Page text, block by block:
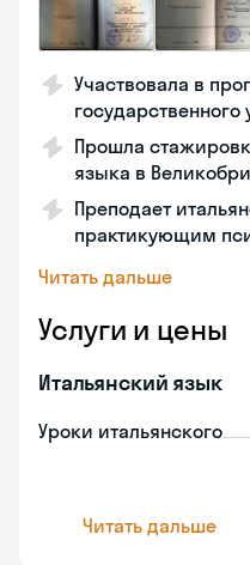
Участвовала в
Прошла
языка в
Преподает
практикующим
Читать дальше
Услуги и цены
Итальянский язык
Уроки итальянского
Читать дальше